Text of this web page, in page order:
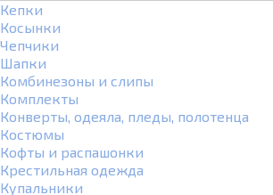
Кепки
Косынки
Чепчики
Шапки
Комбинезоны и слипы
Комплекты
Конверты, одеяла, пледы, полотенца
Костюмы
Кофты и распашонки
Крестильная одежда
Купальники